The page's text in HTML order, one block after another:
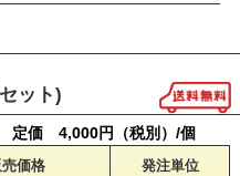
ット)
定価 4,000円（税別）/個
価格 発注単位